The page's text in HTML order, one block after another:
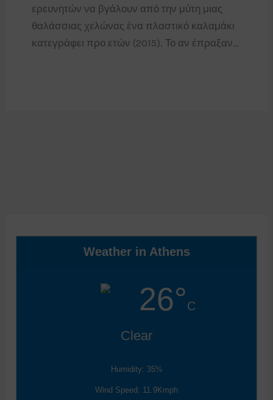
ερευνητών να βγάλουν από την μύτη μιας
θαλάσσιας χελώνας ένα πλαστικό καλαμάκι
κατεγράφει προ ετών (2015). Το αν έπραξαν…
Weather in Athens
26°C
Clear
Humidity: 35%
Wind Speed: 11.9Kmph